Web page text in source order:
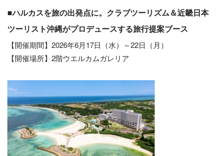
■ハルカスを旅の出発点に。クラブツーリズム＆近畿日本
ツーリスト沖縄がプロデュースする旅行提案ブース
【開催期間】2026年6月17日（水）～22日（月）
【開催場所】2階ウエルカムガレリア